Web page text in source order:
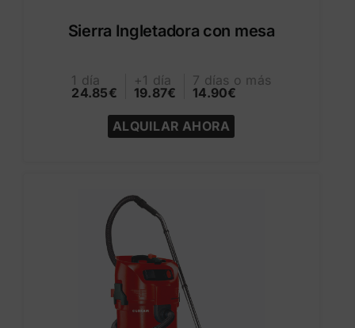
Sierra Ingletadora con mesa
1 día
24.85€
+1 día
19.87€
7 días o más
14.90€
ALQUILAR AHORA